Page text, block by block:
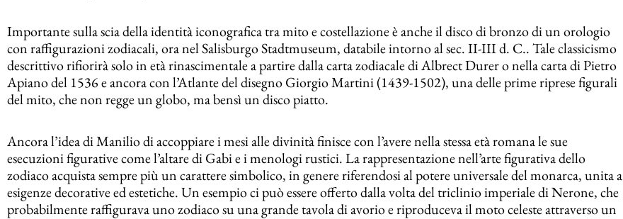
Importante sulla scia della identità iconografica tra mito e costellazione è anche il disco di bronzo di un orologio
con raffigurazioni zodiacali, ora nel Salisburgo Stadtmuseum, databile intorno al sec. II-III d. C.. Tale classicismo
descrittivo rifiorirà solo in età rinascimentale a partire dalla carta zodiacale di Albrect Durer o nella carta di Pietro
Apiano del 1536 e ancora con l’Atlante del disegno Giorgio Martini (1439-1502), una delle prime riprese figurali
del mito, che non regge un globo, ma bensì un disco piatto.
Ancora l’idea di Manilio di accoppiare i mesi alle divinità finisce con l’avere nella stessa età romana le sue
esecuzioni figurative come l’altare di Gabi e i menologi rustici. La rappresentazione nell’arte figurativa dello
zodiaco acquista sempre più un carattere simbolico, in genere riferendosi al potere universale del monarca, unita a
esigenze decorative ed estetiche. Un esempio ci può essere offerto dalla volta del triclinio imperiale di Nerone, che
probabilmente raffigurava uno zodiaco su una grande tavola di avorio e riproduceva il moto celeste attraverso un